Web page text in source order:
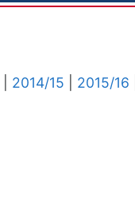
2014/15 2015/16